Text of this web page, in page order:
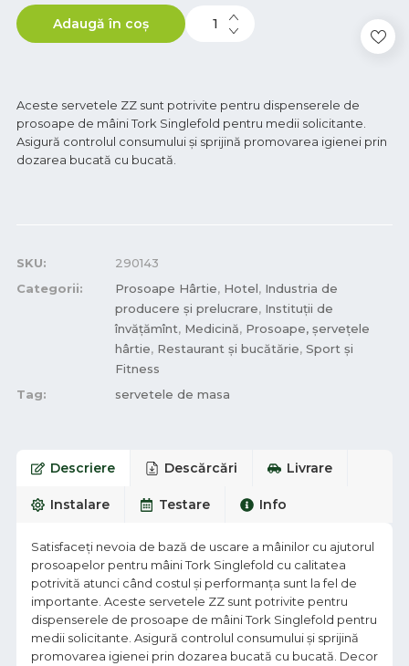
Adaugă în coș
Aceste servetele ZZ sunt potrivite pentru dispenserele de
prosoape de mâini Tork Singlefold pentru medii solicitante.
Asigură controlul consumului și sprijină promovarea igienei prin
dozarea bucată cu bucată.
SKU:
290143
Categorii:
Prosoape Hârtie, Hotel, Industria de
producere și prelucrare, Instituții de
învățămînt, Medicină, Prosoape, șervețele
hârtie, Restaurant și bucătărie, Sport și
Fitness
Tag:
servetele de masa
Descriere Descărcări Livrare
Instalare Testare Info
Satisfaceți nevoia de bază de uscare a mâinilor cu ajutorul
prosoapelor pentru mâini Tork Singlefold cu calitatea
potrivită atunci când costul și performanța sunt la fel de
importante. Aceste servetele ZZ sunt potrivite pentru
dispenserele de prosoape de mâini Tork Singlefold pentru
medii solicitante. Asigură controlul consumului și sprijină
promovarea igienei prin dozarea bucată cu bucată. Decor